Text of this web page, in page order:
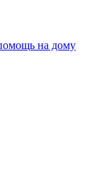
на дому